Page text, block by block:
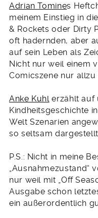
Adrian Tomines
meinem Einstieg in
& Rockets oder Dirty
oft hadernden, aber
auf sein Leben als
Nicht nur weil einem
Comicszene nur
Anke Kuhlerzählt auf
Kindheitsgeschichte
Welt Szenarien
so seltsam
P.S.: Nicht in meine
„Ausnahmezustand“
nur weil mit „Off
Ausgabe schon
ein außerordentlich